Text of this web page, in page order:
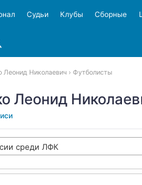
Судьи Клубы Сборные
Леонид Николаевич Футболисты
Леонид
среди ЛФК